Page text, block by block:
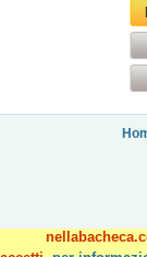
Copyright 2012-